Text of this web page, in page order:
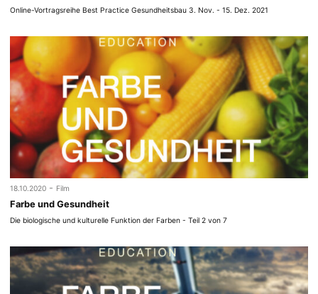
Online-Vortragsreihe Best Practice Gesundheitsbau 3. Nov. - 15. Dez. 2021
18.10.2020 - Film
Farbe und Gesundheit
Die biologische und kulturelle Funktion der Farben - Teil 2 von 7